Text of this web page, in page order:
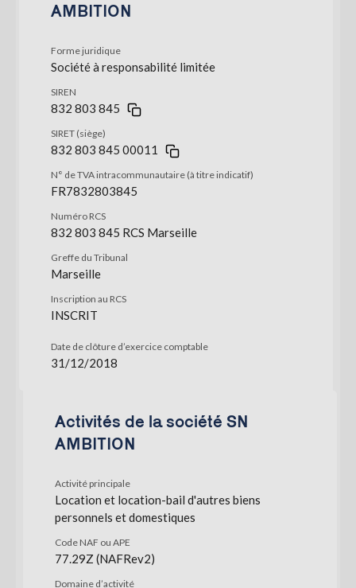
AMBITION
Forme juridique
Société à responsabilité limitée
SIREN
832 803 845
SIRET (siège)
832 803 845 00011
N° de TVA intracommunautaire (à titre indicatif)
FR7832803845
Numéro RCS
832 803 845 RCS Marseille
Greffe du Tribunal
Marseille
Inscription au RCS
INSCRIT
Date de clôture d’exercice comptable
31/12/2018
Activités de la société SN
AMBITION
Activité principale
Location et location-bail d'autres biens
personnels et domestiques
Code NAF ou APE
77.29Z (NAFRev2)
Domaine d’activité